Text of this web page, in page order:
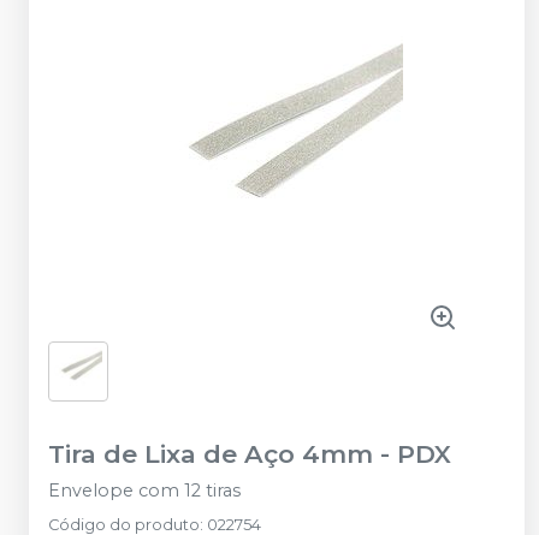
Tira de Lixa de Aço 4mm - PDX
Envelope com 12 tiras
Código do produto: 022754